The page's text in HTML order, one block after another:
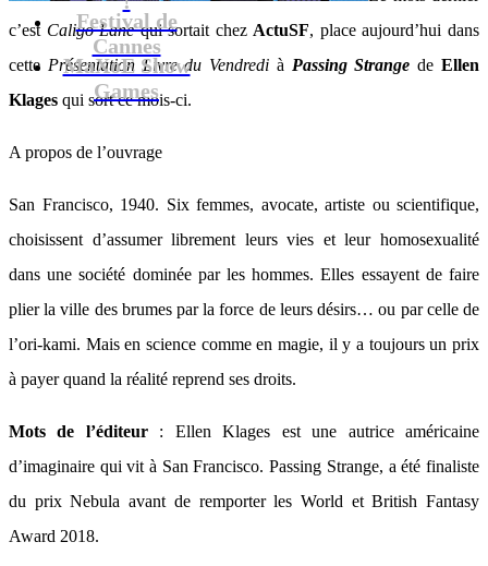
Festival de
Cannes
MaXoE Show
Games
c’est Caligo Lanequi sortait chez ActuSF, place aujourd’hui dans
cette Présentation Livre du Vendredi à Passing Strange deEllen
Klages qui sort ce mois-ci.
A propos de l’ouvrage
San Francisco, 1940. Six femmes, avocate, artiste ou scientifique,
choisissent d’assumer librement leurs vies et leur homosexualité
dans une société dominée par les hommes. Elles essayent de faire
plier la ville des brumes par la force de leurs désirs… ou par celle de
l’ori-kami. Mais en science comme en magie, il y a toujours un prix
à payer quand la réalité reprend ses droits.
Mots de l’éditeur: Ellen Klages est une autrice américaine
d’imaginaire qui vit à San Francisco. Passing Strange, a été finaliste
du prix Nebula avant de remporter les World et British Fantasy
Award 2018.